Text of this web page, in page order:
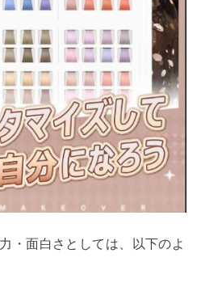
・面白さとしては、以下のよ